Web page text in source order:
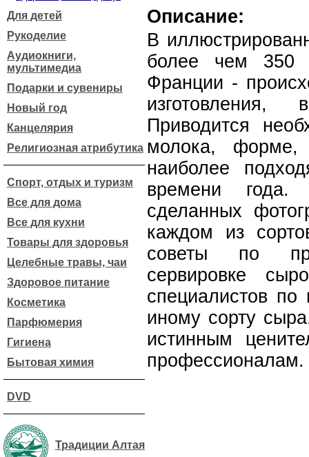
Для детей
Рукоделие
Аудиокниги,
мультимедиа
Подарки и сувениры
Новый год
Канцелярия
Религиозная атрибутика
Спорт, отдых и туризм
Все для дома
Все для кухни
Товары для здоровья
Целебные травы, чаи
Здоровое питание
Косметика
Парфюмерия
Гигиена
Бытовая химия
DVD
Традиции Алтая
Описание:
В
более чем 350
Франции -
Приводится
молока,
наиболее
времени года.
сделанных
каждом из
советы по
сервировке
специалистов
иному сорту
истинным
профессионалам.